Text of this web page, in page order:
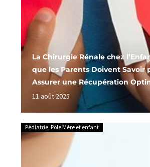
La Chirurgie Rénale chez
que les Parents Doivent Savoir
Assurer une Récupération
11 août 2025
Pédiatrie Pôle Mère et enfant